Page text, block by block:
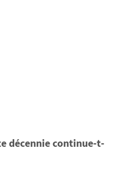
décennie continue-t-